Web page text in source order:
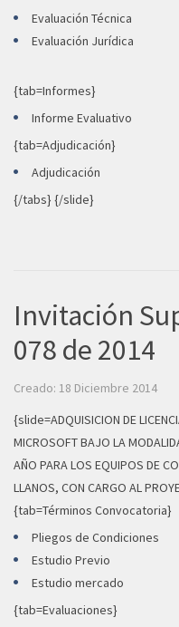
Evaluación Técnica
Evaluación Jurídica
{tab=Informes}
Informe Evaluativo
{tab=Adjudicación}
Adjudicación
{/tabs} {/slide}
Invitación
078 de 2014
Creado: 18 Diciembre 2014
{slide=ADQUISICION DE
MICROSOFT BAJO LA
AÑO PARA LOS EQUIPOS DE
LLANOS, CON CARGO AL
{tab=Términos Convocatoria}
Pliegos de Condiciones
Estudio Previo
Estudio mercado
{tab=Evaluaciones}